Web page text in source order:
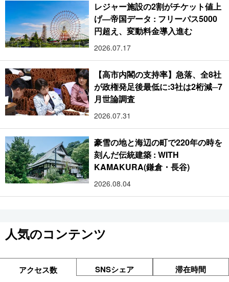
レジャー施設の2割がチケット値上
げ―帝国データ : フリーパス5000
円超え、変動料金導入進む
2026.07.17
【高市内閣の支持率】急落、全8社
が政権発足後最低に:3社は2桁減─7
月世論調査
2026.07.31
豪雪の地と海辺の町で220年の時を
刻んだ伝統建築 : WITH
KAMAKURA(鎌倉・長谷)
2026.08.04
人気のコンテンツ
アクセス数 SNSシェア 滞在時間